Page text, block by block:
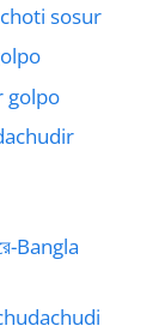
choti sosur
golpo
Bangla